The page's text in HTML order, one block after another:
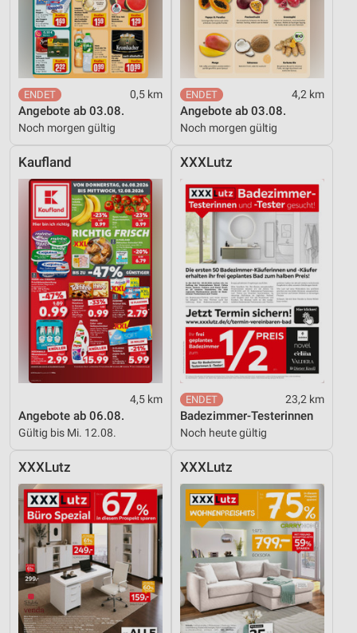
0,5 km
Angebote ab 03.08.
Noch morgen gültig
4,2 km
Angebote ab 03.08.
Noch morgen gültig
Kaufland
4,5 km
Angebote ab 06.08.
Gültig bis Mi. 12.08.
XXXLutz
23,2 km
Badezimmer-Testerinnen
Noch heute gültig
XXXLutz XXXLutz